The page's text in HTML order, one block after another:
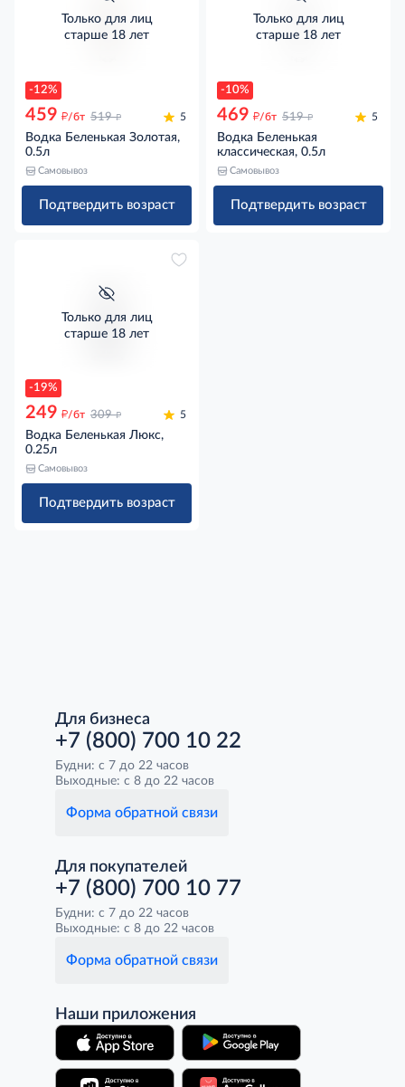
-12%
Только для лиц
старше 18 лет
459 д/бт 519 д 5
Водка Беленькая Золотая,
0.5л
Самовывоз
Подтвердить возраст
-10%
Только для лиц
старше 18 лет
469 д/бт 519 д 5
Водка Беленькая
классическая, 0.5л
Самовывоз
Подтвердить возраст
-19%
Только для лиц
старше 18 лет
249 д/бт 309 д 5
Водка Беленькая Люкс,
0.25л
Самовывоз
Подтвердить возраст
Для бизнеса
+7 (800) 700 10 22
Будни: с 7 до 22 часов
Выходные: с 8 до 22 часов
Форма обратной связи
Для покупателей
+7 (800) 700 10 77
Будни: с 7 до 22 часов
Выходные: с 8 до 22 часов
Форма обратной связи
Наши приложения